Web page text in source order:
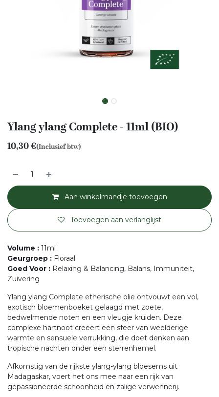
Ylang ylang Complete - 11ml (BIO)
10,30€(Inclusief btw)
Aan winkelmandje toevoegen
Toevoegen aan verlanglijst
Volume : 11ml
Geurgroep : Floraal
Goed Voor : Relaxing & Balancing, Balans, Immuniteit,
Zuivering
Ylang ylang Complete etherische olie ontvouwt een vol,
exotisch bloemenboeket gelaagd met zoete,
bedwelmende noten en een vleugje kruiden. Deze
complexe hartnoot creëert een sfeer van weelderige
warmte en sensuele verrukking, die doet denken aan
tropische nachten onder een sterrenhemel.
Afkomstig van de rijkste ylang-ylang bloesems uit
Madagaskar, voert het ons mee naar een rijk van
gepassioneerde schoonheid en zalige verwennerij.